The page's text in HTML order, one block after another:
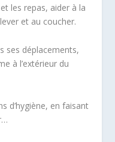
les repas, aider à la
et au coucher.
ses déplacements,
à l’extérieur du
d’hygiène, en faisant